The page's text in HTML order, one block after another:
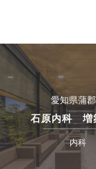
愛知県蒲
石原内科 増
内科